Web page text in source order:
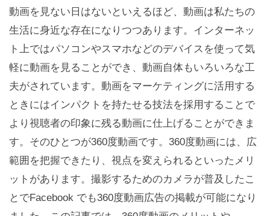
動画を見ない日はないといえるほど、動画は私たちの
生活に身近な存在になりつつあります。インターネッ
ト上ではパソコンやスマホなどのデバイスを使って気
軽に動画を見ることができ、動画自体もいろいろな工
夫がされています。動画をマーケティングに活用する
ときにはインパクトを持たせる技法を採用することで
より視聴者の印象に残る動画に仕上げることができま
す。そのひとつが360度動画です。360度動画には、広
範囲を把握できたり、視点を変えられるといったメリ
ットがあります。撮影するためのカメラが普及したこ
とでFacebook でも360度動画広告の掲載が可能になり